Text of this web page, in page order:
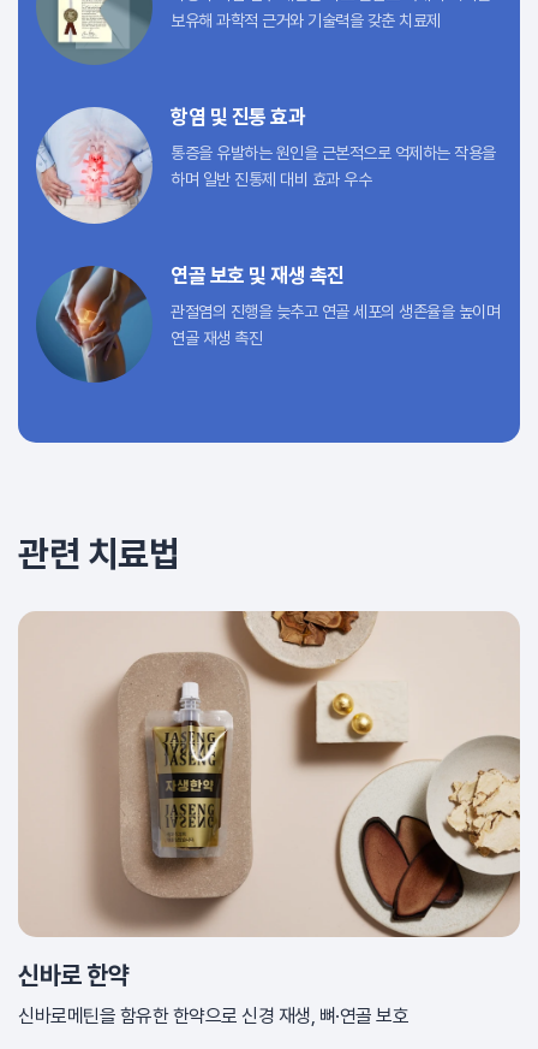
보유해 과학적 근거와 기술력을 갖춘 치료제
항염 및 진통 효과
통증을 유발하는 원인을 근본적으로 억제하는 작용을
하며 일반 진통제 대비 효과 우수
연골 보호 및 재생 촉진
관절염의 진행을 늦추고 연골 세포의 생존율을 높이며
연골 재생 촉진
관련 치료법
신바로 한약
신바로메틴을 함유한 한약으로 신경 재생, 뼈·연골 보호